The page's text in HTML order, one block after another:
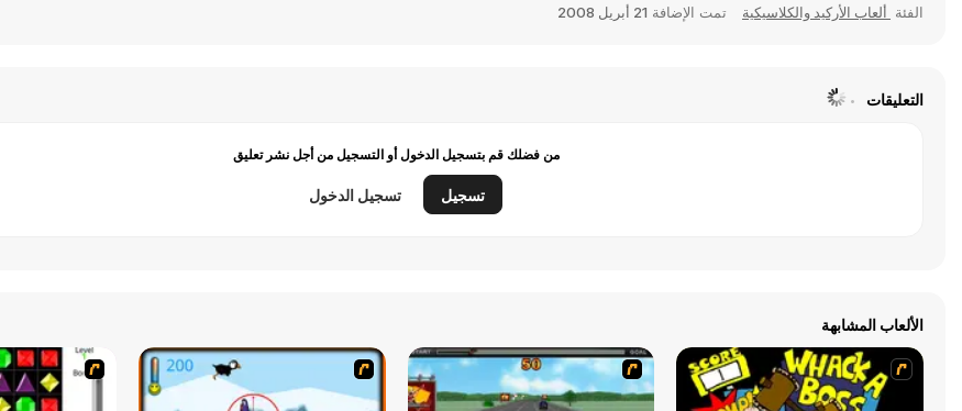
الفئة ألعاب الأركيد والكلاسيكية تمت الإضافة 21 أبريل 2008
التعليقات
من فضلك قم بتسجيل الدخول أو التسجيل من أجل نشر تعليق
تسجيل تسجيل الدخول
الألعاب المشابهة